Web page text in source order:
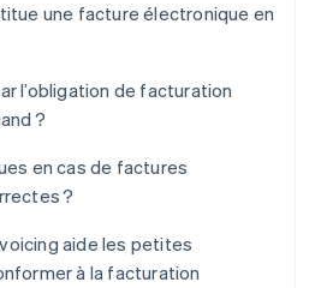
une facture électronique en
l’obligation de facturation
?
en cas de factures
?
aide les petites
à la facturation